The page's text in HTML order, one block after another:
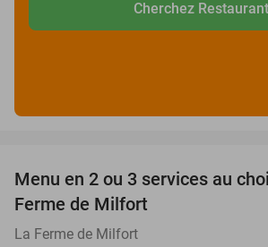
Cherchez Restaurant
Menu en 2 ou 3 services au
Ferme de Milfort
La Ferme de Milfort